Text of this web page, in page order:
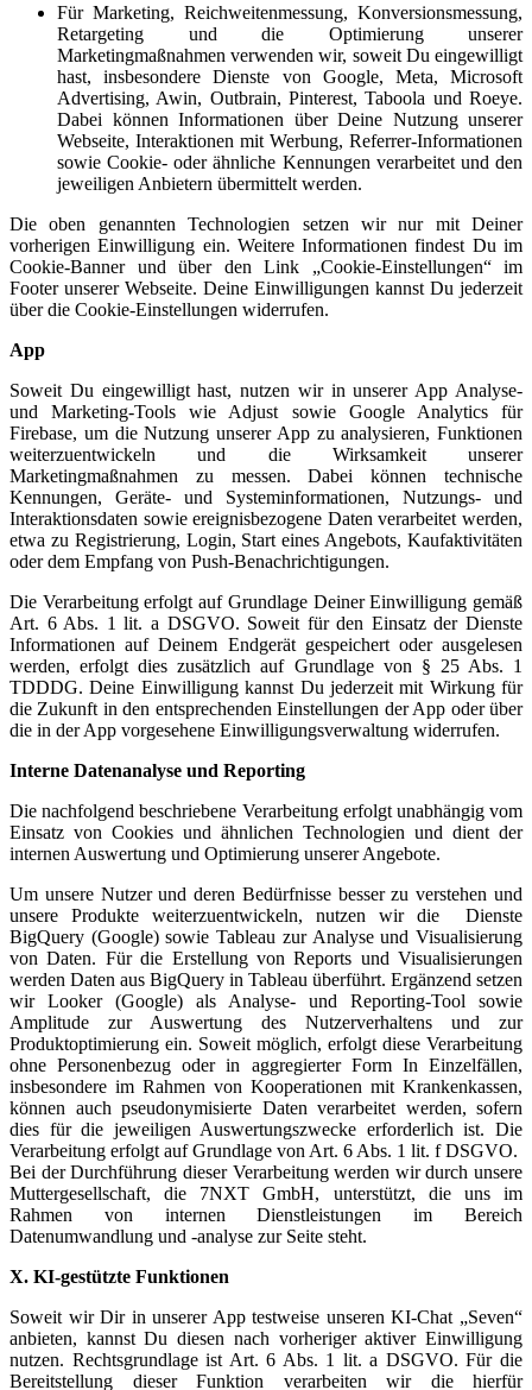
Für Marketing, Reichweitenmessung, Konversionsmessung,
Retargeting und die Optimierung unserer
Marketingmaßnahmen verwenden wir, soweit Du eingewilligt
hast, insbesondere Dienste von Google, Meta, Microsoft
Advertising, Awin, Outbrain, Pinterest, Taboola und Roeye.
Dabei können Informationen über Deine Nutzung unserer
Webseite, Interaktionen mit Werbung, Referrer-Informationen
sowie Cookie- oder ähnliche Kennungen verarbeitet und den
jeweiligen Anbietern übermittelt werden.
Die oben genannten Technologien setzen wir nur mit Deiner
vorherigen Einwilligung ein. Weitere Informationen findest Du im
Cookie-Banner und über den Link „Cookie-Einstellungen“ im
Footer unserer Webseite. Deine Einwilligungen kannst Du jederzeit
über die Cookie-Einstellungen widerrufen.
App
Soweit Du eingewilligt hast, nutzen wir in unserer App Analyse-
und Marketing-Tools wie Adjust sowie Google Analytics für
Firebase, um die Nutzung unserer App zu analysieren, Funktionen
weiterzuentwickeln und die Wirksamkeit unserer
Marketingmaßnahmen zu messen. Dabei können technische
Kennungen, Geräte- und Systeminformationen, Nutzungs- und
Interaktionsdaten sowie ereignisbezogene Daten verarbeitet werden,
etwa zu Registrierung, Login, Start eines Angebots, Kaufaktivitäten
oder dem Empfang von Push-Benachrichtigungen.
Die Verarbeitung erfolgt auf Grundlage Deiner Einwilligung gemäß
Art. 6 Abs. 1 lit. a DSGVO. Soweit für den Einsatz der Dienste
Informationen auf Deinem Endgerät gespeichert oder ausgelesen
werden, erfolgt dies zusätzlich auf Grundlage von § 25 Abs. 1
TDDDG. Deine Einwilligung kannst Du jederzeit mit Wirkung für
die Zukunft in den entsprechenden Einstellungen der App oder über
die in der App vorgesehene Einwilligungsverwaltung widerrufen.
Interne Datenanalyse und Reporting
Die nachfolgend beschriebene Verarbeitung erfolgt unabhängig vom
Einsatz von Cookies und ähnlichen Technologien und dient der
internen Auswertung und Optimierung unserer Angebote.
Um unsere Nutzer und deren Bedürfnisse besser zu verstehen und
unsere Produkte weiterzuentwickeln, nutzen wir die Dienste
BigQuery (Google) sowie Tableau zur Analyse und Visualisierung
von Daten. Für die Erstellung von Reports und Visualisierungen
werden Daten aus BigQuery in Tableau überführt. Ergänzend setzen
wir Looker (Google) als Analyse- und Reporting-Tool sowie
Amplitude zur Auswertung des Nutzerverhaltens und zur
Produktoptimierung ein. Soweit möglich, erfolgt diese Verarbeitung
ohne Personenbezug oder in aggregierter Form In Einzelfällen,
insbesondere im Rahmen von Kooperationen mit Krankenkassen,
können auch pseudonymisierte Daten verarbeitet werden, sofern
dies für die jeweiligen Auswertungszwecke erforderlich ist. Die
Verarbeitung erfolgt auf Grundlage von Art. 6 Abs. 1 lit. f DSGVO.
Bei der Durchführung dieser Verarbeitung werden wir durch unsere
Muttergesellschaft, die 7NXT GmbH, unterstützt, die uns im
Rahmen von internen Dienstleistungen im Bereich
Datenumwandlung und -analyse zur Seite steht.
X. KI-gestützte Funktionen
Soweit wir Dir in unserer App testweise unseren KI-Chat „Seven“
anbieten, kannst Du diesen nach vorheriger aktiver Einwilligung
nutzen. Rechtsgrundlage ist Art. 6 Abs. 1 lit. a DSGVO. Für die
Bereitstellung dieser Funktion verarbeiten wir die hierfür